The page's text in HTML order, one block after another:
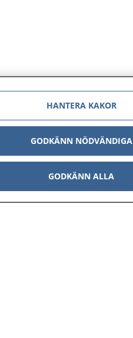
HANTERA KAKOR
GODKÄNN NÖDVÄNDIGA
GODKÄNN ALLA